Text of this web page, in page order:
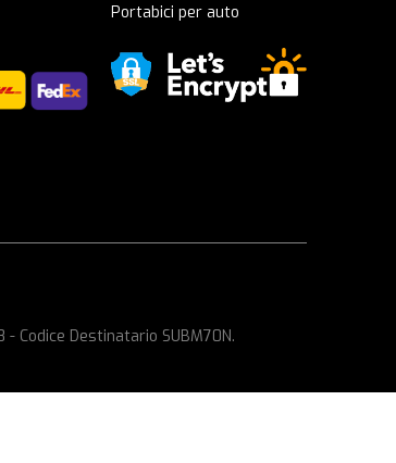
Portabici per auto
Codice Destinatario SUBM70N.